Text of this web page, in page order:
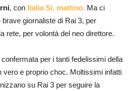
, con Italia Si, mattino. Ma ci
giornaliste di Rai 3, per
rete, per volontà del neo direttore.
per i tanti fedelissimi della
vero e proprio choc. Moltissimi infatti
su Rai 3 per seguire la